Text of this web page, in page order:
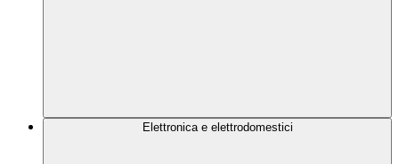
Elettronica e elettrodomestici